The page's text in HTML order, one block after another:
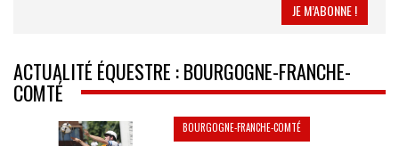
JE M’ABONNE !
ACTUALITÉ ÉQUESTRE : BOURGOGNE-FRANCHE-
COMTÉ
BOURGOGNE-FRANCHE-COMTÉ